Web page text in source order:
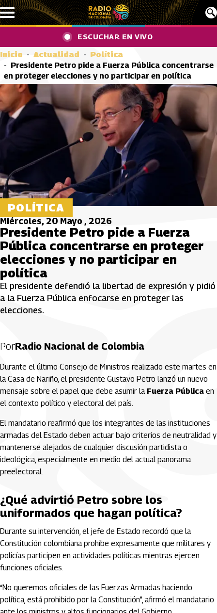
Pasar al contenido principal
ESCUCHAR EN VIVO
Inicio Actualidad
Política
Presidente Petro pide a Fuerza Pública concentrarse
en proteger elecciones y no participar en política
POLÍTICA
Miércoles, 20 Mayo , 2026
Presidente Petro pide a Fuerza
Pública concentrarse en proteger
elecciones y no participar en
política
El presidente defendió la libertad de expresión y pidió
a la Fuerza Pública enfocarse en proteger las
elecciones.
PorRadio Nacional de Colombia
Durante el último Consejo de Ministros realizado este martes en
la Casa de Nariño, el presidente Gustavo Petro lanzó un nuevo
mensaje sobre el papel que debe asumir la Fuerza Pública en
el contexto político y electoral del país.
El mandatario reafirmó que los integrantes de las instituciones
armadas del Estado deben actuar bajo criterios de neutralidad y
mantenerse alejados de cualquier discusión partidista o
ideológica, especialmente en medio del actual panorama
preelectoral.
¿Qué advirtió Petro sobre los
uniformados que hagan política?
Durante su intervención, el jefe de Estado recordó que la
Constitución colombiana prohíbe expresamente que militares y
policías participen en actividades políticas mientras ejercen
funciones oficiales.
“No queremos oficiales de las Fuerzas Armadas haciendo
política, está prohibido por la Constitución”, afirmó el mandatario